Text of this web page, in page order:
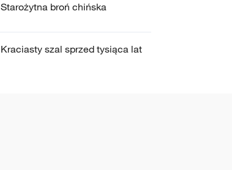
Starożytna broń chińska
Kraciasty szal sprzed tysiąca lat